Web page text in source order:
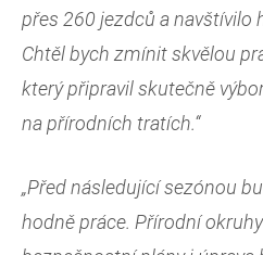
přes 260 jezdců a navštívilo
Chtěl bych zmínit skvělou
který připravil skutečně
na přírodních tratích.“
„Před následující sezónou
hodně práce. Přírodní